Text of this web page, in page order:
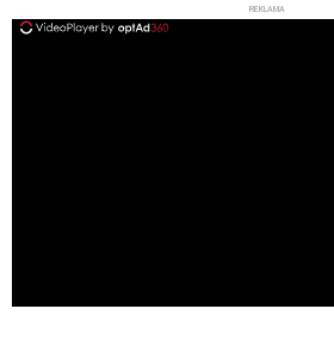
REKLAMA